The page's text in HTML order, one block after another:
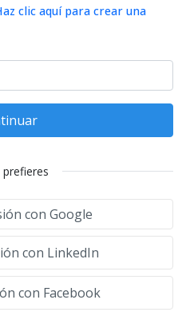
clic aquí para crear una
con Google
con LinkedIn
con Facebook